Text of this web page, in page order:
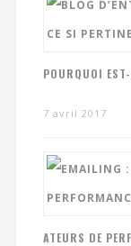
POURQUOI
7 avril 2017
ATEURS DE